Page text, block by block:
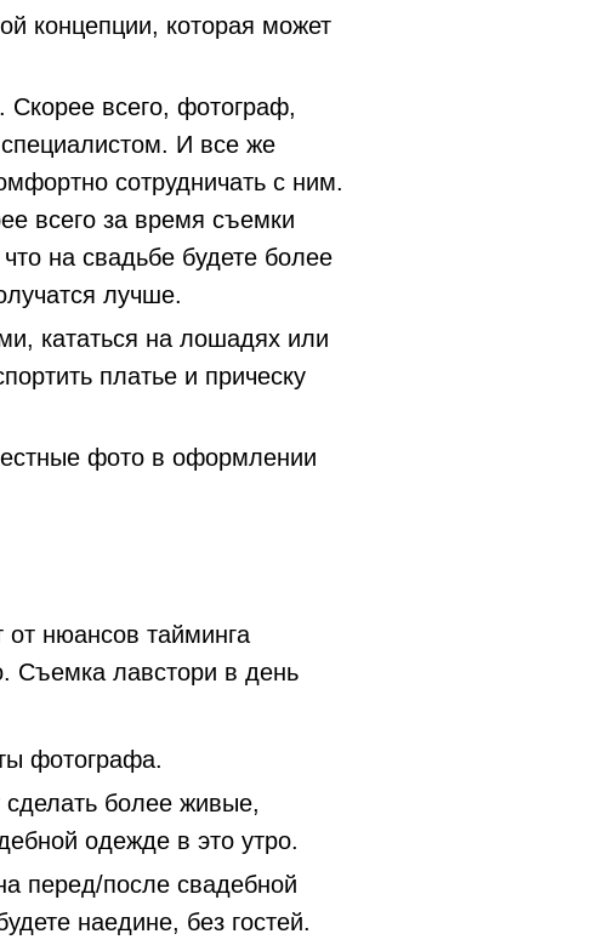
концепции, которая может
. Скорее всего, фотограф,
И все же
сотрудничать с ним.
всего за время съемки
на свадьбе будете более
лучше.
кататься на лошадях или
платье и прическу
фото в оформлении
нюансов тайминга
Съемка лавстори в день
фотографа.
сделать более живые,
одежде в это утро.
перед/после свадебной
наедине, без гостей.